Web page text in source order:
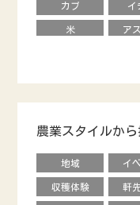
カブ イ
米 ア
オクラ
レタス ピ
馬 烏
キュウリ エ
農業スタイルから
地域 イ
収穫体験 軒